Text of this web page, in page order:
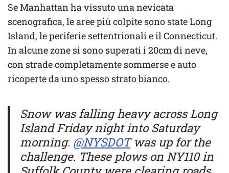
Se Manhattan ha vissuto una nevicata
scenografica, le aree più colpite sono state Long
Island, le periferie settentrionali e il Connecticut.
In alcune zone si sono superati i 20cm di neve,
con strade completamente sommerse e auto
ricoperte da uno spesso strato bianco.
Snow was falling heavy across Long
Island Friday night into Saturday
morning. @NYSDOTwas up for the
challenge. These plows on NY110 in